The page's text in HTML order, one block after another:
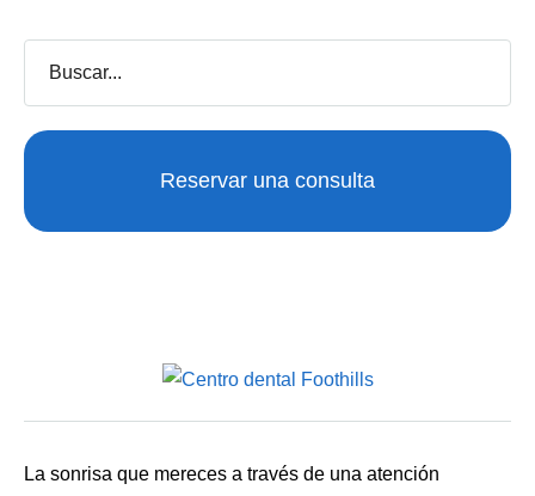
Reservar una consulta
La sonrisa que mereces a través de una atención